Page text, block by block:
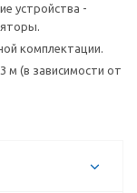
устройства -
комплектации.
м (в зависимости от